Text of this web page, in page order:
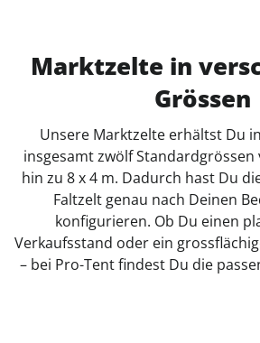
Marktzelte in
Grössen
Unsere Marktzelte erhältst Du
insgesamt zwölf Standardgrössen
hin zu 8 x 4 m. Dadurch hast Du
Faltzelt genau nach Deinen
konfigurieren. Ob Du einen
Verkaufsstand oder ein
– bei Pro-Tent findest Du die